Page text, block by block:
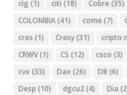
cig (1) citi (18) Cobre (35)
COLOMBIA(41) come (7)
cres (1) Cresy(31) cripto
CRWV(1) CS (12) csco (3)
cvx (33) Dax (26) DB (6)
Desp (10) dgcu2(4) Dia